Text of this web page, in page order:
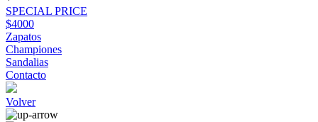
SPECIAL PRICE
$4000
Zapatos
Championes
Sandalias
Contacto
Volver